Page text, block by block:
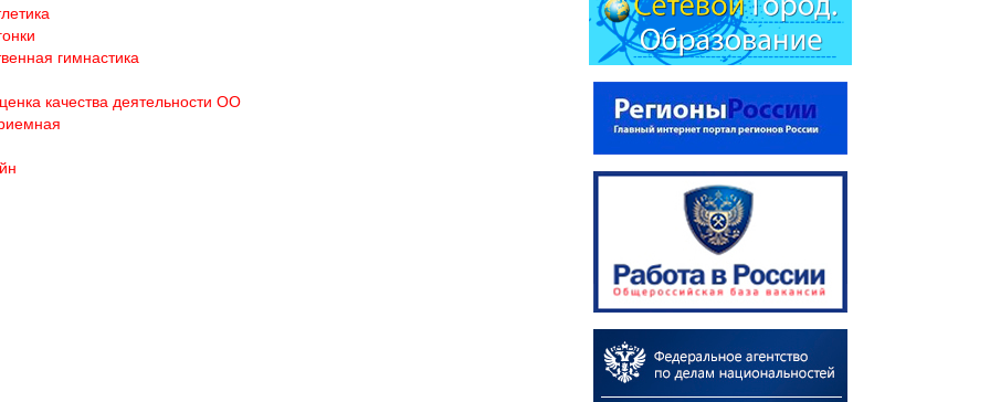
гимнастика
качества деятельности ОО